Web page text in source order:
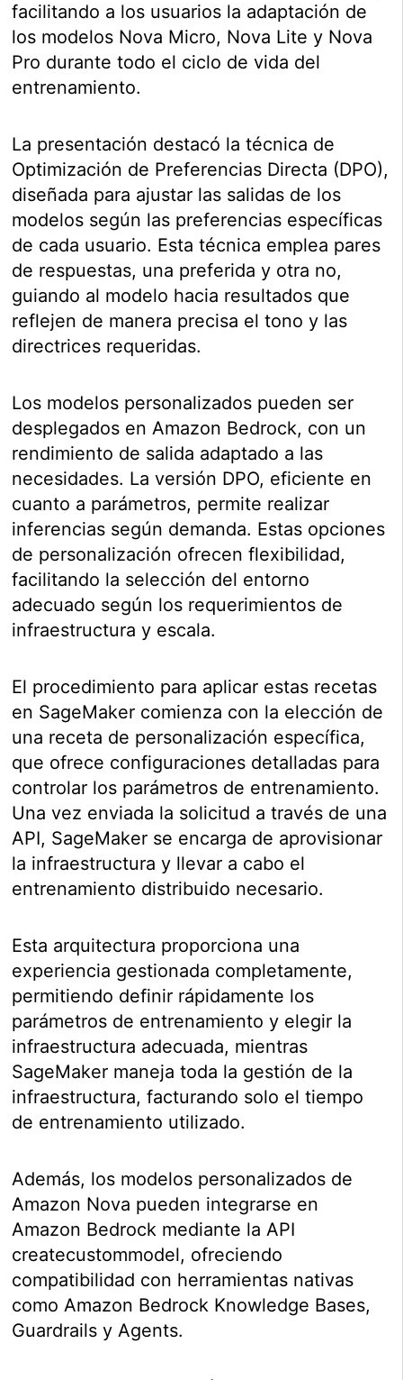
facilitando a los usuarios la adaptación de
los modelos Nova Micro, Nova Lite y Nova
Pro durante todo el ciclo de vida del
entrenamiento.
La presentación destacó la técnica de
Optimización de Preferencias Directa (DPO),
diseñada para ajustar las salidas de los
modelos según las preferencias específicas
de cada usuario. Esta técnica emplea pares
de respuestas, una preferida y otra no,
guiando al modelo hacia resultados que
reflejen de manera precisa el tono y las
directrices requeridas.
Los modelos personalizados pueden ser
desplegados en Amazon Bedrock, con un
rendimiento de salida adaptado a las
necesidades. La versión DPO, eficiente en
cuanto a parámetros, permite realizar
inferencias según demanda. Estas opciones
de personalización ofrecen flexibilidad,
facilitando la selección del entorno
adecuado según los requerimientos de
infraestructura y escala.
El procedimiento para aplicar estas recetas
en SageMaker comienza con la elección de
una receta de personalización específica,
que ofrece configuraciones detalladas para
controlar los parámetros de entrenamiento.
Una vez enviada la solicitud a través de una
API, SageMaker se encarga de aprovisionar
la infraestructura y llevar a cabo el
entrenamiento distribuido necesario.
Esta arquitectura proporciona una
experiencia gestionada completamente,
permitiendo definir rápidamente los
parámetros de entrenamiento y elegir la
infraestructura adecuada, mientras
SageMaker maneja toda la gestión de la
infraestructura, facturando solo el tiempo
de entrenamiento utilizado.
Además, los modelos personalizados de
Amazon Nova pueden integrarse en
Amazon Bedrock mediante la API
createcustommodel, ofreciendo
compatibilidad con herramientas nativas
como Amazon Bedrock Knowledge Bases,
Guardrails y Agents.